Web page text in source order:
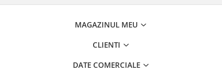
MAGAZINUL MEU
CLIENTI
DATE COMERCIALE